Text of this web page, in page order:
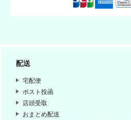
配送
宅配便
ポスト投函
店頭受取
おまとめ配送